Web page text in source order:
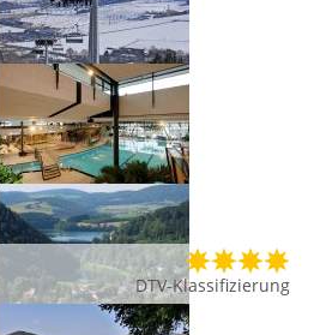
DTV-Klassifizierung